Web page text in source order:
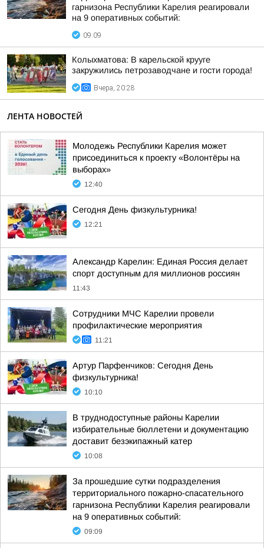
гарнизона Республики Карелия реагировали
на 9 оперативных событий:
09:09
Колыхматова: В карельской крууге
закружились петрозаводчане и гости города!
Вчера, 20:28
ЛЕНТА НОВОСТЕЙ
Молодежь Республики Карелия может
присоединиться к проекту «Волонтёры на
выборах»
12:40
Сегодня День физкультурника!
12:21
Александр Карелин: Единая Россия делает
спорт доступным для миллионов россиян
11:43
Сотрудники МЧС Карелии провели
профилактические мероприятия
11:21
Артур Парфенчиков: Сегодня День
физкультурника!
10:10
В труднодоступные районы Карелии
избирательные бюллетени и документацию
доставит безэкипажный катер
10:08
За прошедшие сутки подразделения
территориального пожарно-спасательного
гарнизона Республики Карелия реагировали
на 9 оперативных событий:
09:09